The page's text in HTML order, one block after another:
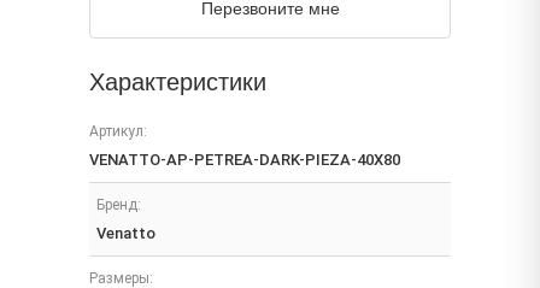
Перезвоните мне
Характеристики
Артикул:
VENATTO-AP-PETREA-DARK-PIEZA-40X80
Бренд:
Venatto
Размеры: